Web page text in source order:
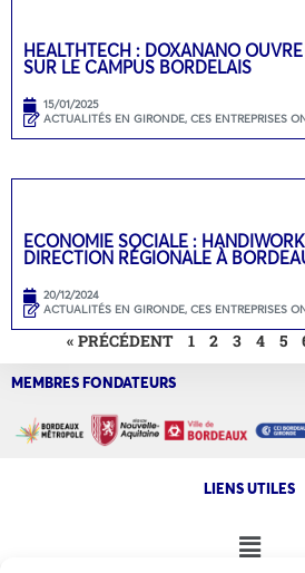
HEALTHTECH : DOXANANO
SUR LE CAMPUS BORDELAIS
15/01/2025
ACTUALITÉS EN GIRONDE, CES ENTREPRISES
ECONOMIE SOCIALE :
DIRECTION RÉGIONALE À
20/12/2024
ACTUALITÉS EN GIRONDE, CES ENTREPRISES
« PRÉCÉDENT 1 2 3 4 5
MEMBRES FONDATEURS
LIENS UTILES